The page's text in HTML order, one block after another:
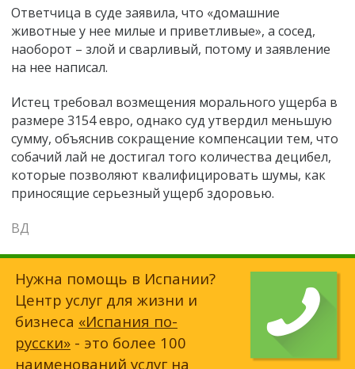
Ответчица в суде заявила, что «домашние
животные у нее милые и приветливые», а сосед,
наоборот – злой и сварливый, потому и заявление
на нее написал.
Истец требовал возмещения морального ущерба в
размере 3154 евро, однако суд утвердил меньшую
сумму, объяснив сокращение компенсации тем, что
собачий лай не достигал того количества децибел,
которые позволяют квалифицировать шумы, как
приносящие серьезный ущерб здоровью.
ВД
Нужна помощь в Испании?
Центр услуг для жизни и
бизнеса «Испания по-
русски» - это более 100
наименований услуг на